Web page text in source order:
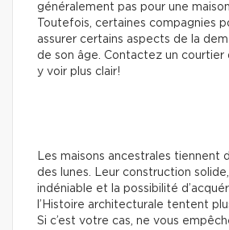
généralement pas pour une
Toutefois, certaines compagnies
assurer certains aspects de la
de son âge. Contactez un courtier
y voir plus clair!
Les maisons ancestrales tiennent
des lunes. Leur construction
indéniable et la possibilité
l’Histoire architecturale tentent
Si c’est votre cas, ne vous